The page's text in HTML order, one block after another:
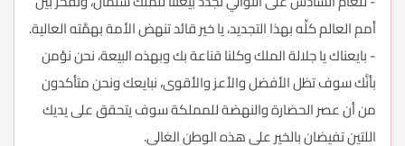
أمم العالم كلِّه بهذا التجديد، يا خير قائد تنهض الأمة بهمَّته العالية.
- بايعناك يا جلالة الملك وكلنا قناعة بك وبهذه البيعة، نحن نؤمن
بأنَّك سوف تظل الأفضل والأعز والأقوى، نبايعك ونحن متأكدون
من أن عصر الحضارة والنهضة للمملكة سوف يتحقق على يديك
اللتين تفيضان بالخير على هذه الوطن الغالي.